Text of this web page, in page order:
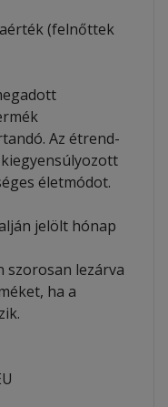
(felnőttek
Az étrend-
életmódot.
jelölt hónap
szorosan lezárva
ha a